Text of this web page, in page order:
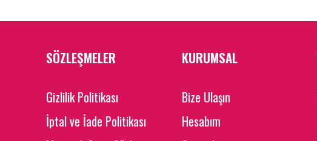
SÖZLEŞMELER
Gizlilik Politikası
İptal ve İade Politikası
KURUMSAL
Bize Ulaşın
Hesabım